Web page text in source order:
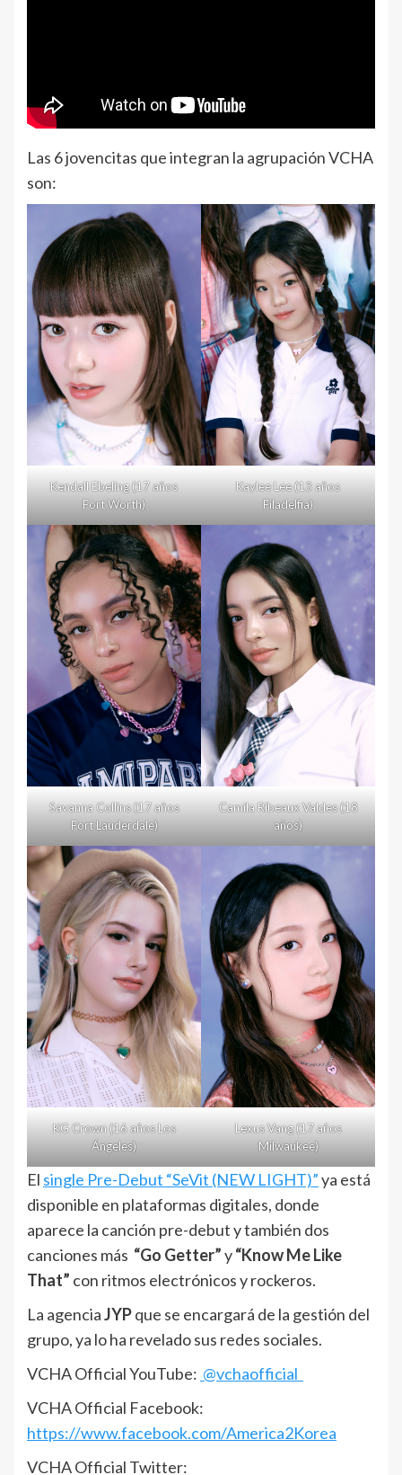
Las 6 jovencitas que integran la agrupación VCHA
son:
Kendall Ebeling (17 años
Fort Worth)
Kaylee Lee (13 años
Filadelfia)
Savanna Collins (17 años
Fort Lauderdale)
Camila Ribeaux Valdes (18
años)
KG Crown (16 años Los
Ángeles)
Lexus Vang (17 años
Milwaukee)
El single Pre-Debut “SeVit (NEW LIGHT)”ya está
disponible en plataformas digitales, donde
aparece la canción pre-debut y también dos
canciones más “Go Getter”y“Know Me Like
That” con ritmos electrónicos y rockeros.
La agenciaJYPque se encargará de la gestión del
grupo, ya lo ha revelado sus redes sociales.
VCHA Official YouTube: @vchaofficial
VCHA Official Facebook:
https://www.facebook.com/America2Korea
VCHA Official Twitter: